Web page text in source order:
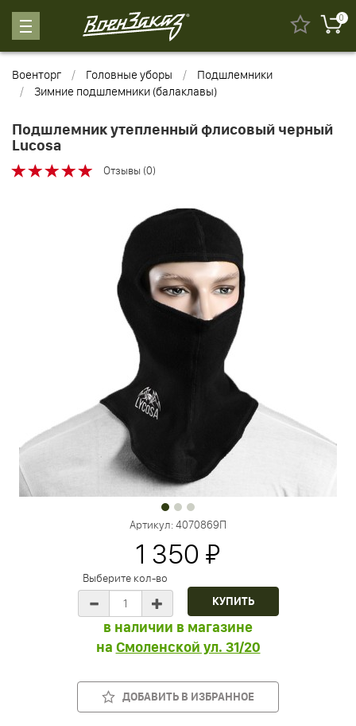
0
Военторг Головные уборы
Подшлемники
Зимние подшлемники (балаклавы)
Подшлемник утепленный флисовый черный
Lucosa
Отзывы (0)
Артикул:4070869П
1 350 ₽
Выберите кол-во
в наличии в магазине
на Смоленской ул. 31/20
ДОБАВИТЬ В ИЗБРАННОЕ